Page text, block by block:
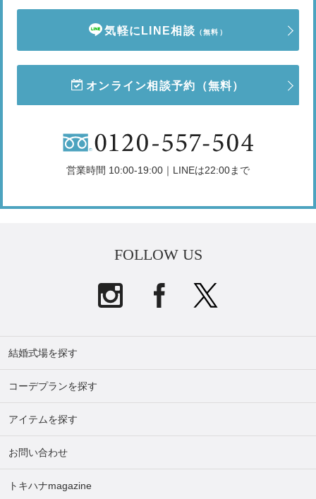
気軽にLINE相談 （無料）
オンライン相談予約 （無料）
営業時間 10:00-19:00｜LINEは22:00まで
FOLLOW US
結婚式場を探す
コーデプランを探す
アイテムを探す
お問い合わせ
トキハナmagazine